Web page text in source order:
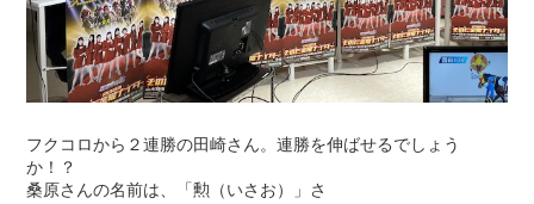
フクコロから２連勝の田崎さん。連勝を伸ばせるでしょう
か！？
桑原さんの名前は、「勲（いさお）」さ